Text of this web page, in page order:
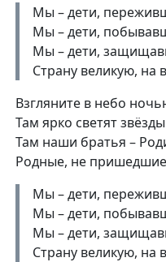
Мы – дети,
Мы – дети,
Мы – дети,
Страну великую, на
Взгляните в небо
Там ярко светят
Там наши братья –
Родные, не
Мы – дети,
Мы – дети,
Мы – дети,
Страну великую, на